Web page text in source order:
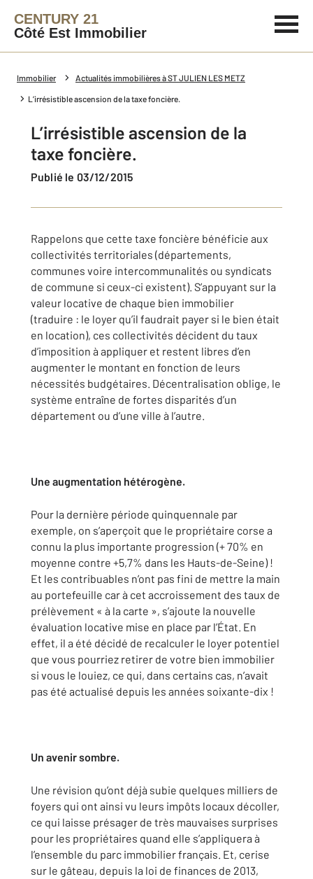
CENTURY 21
Côté Est Immobilier
Immobilier Actualités immobilières à ST JULIEN LES METZ
L’irrésistible ascension de la taxe foncière.
L’irrésistible ascension de la
taxe foncière.
Publié le 03/12/2015
Rappelons que cette taxe foncière bénéficie aux
collectivités territoriales (départements,
communes voire intercommunalités ou syndicats
de commune si ceux-ci existent). S’appuyant sur la
valeur locative de chaque bien immobilier
(traduire : le loyer qu’il faudrait payer si le bien était
en location), ces collectivités décident du taux
d’imposition à appliquer et restent libres d’en
augmenter le montant en fonction de leurs
nécessités budgétaires. Décentralisation oblige, le
système entraîne de fortes disparités d’un
département ou d’une ville à l’autre.
Une augmentation hétérogène.
Pour la dernière période quinquennale par
exemple, on s’aperçoit que le propriétaire corse a
connu la plus importante progression (+ 70% en
moyenne contre +5,7% dans les Hauts-de-Seine) !
Et les contribuables n’ont pas fini de mettre la main
au portefeuille car à cet accroissement des taux de
prélèvement « à la carte », s’ajoute la nouvelle
évaluation locative mise en place par l’État. En
effet, il a été décidé de recalculer le loyer potentiel
que vous pourriez retirer de votre bien immobilier
si vous le louiez, ce qui, dans certains cas, n’avait
pas été actualisé depuis les années soixante-dix !
Un avenir sombre.
Une révision qu’ont déjà subie quelques milliers de
foyers qui ont ainsi vu leurs impôts locaux décoller,
ce qui laisse présager de très mauvaises surprises
pour les propriétaires quand elle s’appliquera à
l’ensemble du parc immobilier français. Et, cerise
sur le gâteau, depuis la loi de finances de 2013,